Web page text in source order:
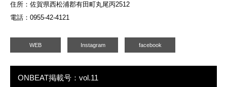
住所：佐賀県西松浦郡有田町丸尾丙2512
電話：0955-42-4121
WEB Instagram facebook
ONBEAT掲載号：vol.11